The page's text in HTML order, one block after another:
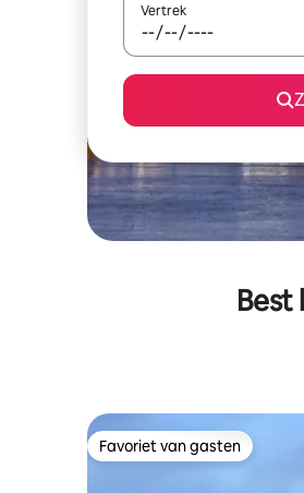
Vertrek
Best
Favoriet van gasten
Favoriet van gasten